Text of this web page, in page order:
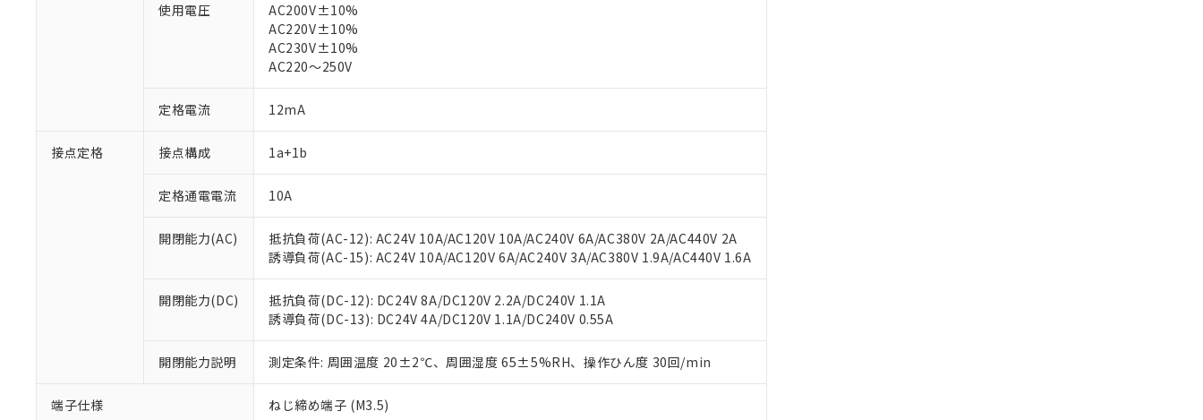
使用電圧
AC200V±10%
AC220V±10%
AC230V±10%
AC220～250V
定格電流 12mA
接点定格 接点構成 1a+1b
定格通電電流 10A
開閉能力(AC)
抵抗負荷(AC-12): AC24V 10A/AC120V 10A/AC240V 6A/AC380V 2A/AC440V 2A
誘導負荷(AC-15): AC24V 10A/AC120V 6A/AC240V 3A/AC380V 1.9A/AC440V 1.6A
開閉能力(DC)
抵抗負荷(DC-12): DC24V 8A/DC120V 2.2A/DC240V 1.1A
誘導負荷(DC-13): DC24V 4A/DC120V 1.1A/DC240V 0.55A
開閉能力説明 測定条件: 周囲温度 20±2℃、周囲湿度 65±5%RH、操作ひん度 30回/min
端子仕様 ねじ締め端子 (M3.5)
ご利用条件
くものです。
当社制御機器事業取扱商品の中には、本サービスの対象外となる商品もあることをご了承ください。
在庫状況および標準価格照会結果は、記載している更新日時点での社内データに基づき作成されるも
のであり、閲覧された時点での実際の在庫および標準価格とは異なる場合があることをご了承くださ
い。
正式な納期状況および標準価格はお客様のお取引先、またはお客様担当のオムロン制御機器販売店・
当社販売員にご相談ください。
在庫状況および標準価格結果を当社の事前の承諾なく第三者に漏洩または開示しないようお願いしま
す。
マイパーツ機能（部品リスト作成サービス）をご利用いただくには、I-Webメンバーズにご登録され
※1 対応状況
対応済み：EU RoHS指令（10物質）の非含有に対応した製品が提供可能な商品です。
対応予定：EU RoHS指令（10物質）の非含有に対応した製品に切り替える予定のある商品です。
対応予定なし：EU RoHS指令（10物質）の非含有に非対応の商品で、対応品を出す予定はありません。
調査・確認中：EU RoHS指令（10物質）の非含有の対応状況を調査中または確認中の商品です。
仕入先様の事情により、非含有部品としていたものが、含有品と判明した場合などやむを得ず変更すること
があります。
*EU RoHS指令（10物質）：
鉛(Pb) 1000ppm以下、 水銀(Hg) 1000ppm以下、 カドミウム(Cd) 100ppm以下、
フタル酸ビス(2-エチルヘキシル) (DEHP)(別名：DOP) 1000ppm以下、フタル酸ブチルベンジル（BBP） 1000ppm以下、フタル酸ジブチ
ル（DBP） 1000ppm以下、フタル酸ジイソブチル (DIBP) 1000ppm以下
但し、RoHS指令で産業用監視および制御機器に対する適用除外項目は除く。
フタル酸エステル類の４物質については閾値を超える意図的な使用がないことを確認しています。
部品在庫の切り替え状況などにより、予定月が前後することがあります。
※1 中国RoHS○×表
「○」：最大均質材料含有率が中国RoHSの基準値以下であることを示します。
「×」：最大均質材料含有率が中国RoHSの基準値を超えていることを示します。
「－」：未確認です。当社販売部門へお問い合わせください。
*中国RoHS10物質の基準値 (GB/T26572)：
Pb(鉛) :1000ppm、 Hg(水銀) : 1000ppm、 Cd(カドミウム) : 100ppm、
Cr(Ⅵ)(六価クロム) : 1000ppm、 PBBs(ポリ臭化ビフェニル類) : 1000ppm、 PBDEs(ポリ臭化ジフェニルエーテル類) : 1000ppm、
DEHP(フタル酸ビス(2-エチルヘキシル)) : 1000ppm
※2 環境保護使用期限
「10」：通常の使用状況下において有害物質が外部に漏えいし、環境に深刻な影響を及ぼさない年数を意
う）を輸出または国外への提供する場合は、日本国政府の輸出許可(または役務取引許可)を取得する
などの必要な手続きをとります。
当社は規制貨物を破棄する場合は、完全に破砕するなど、違法に輸出されないよう必要な手段を講じ
ます。
当社は貴社製品を、核兵器、ミサイル、化学兵器、生物兵器またはその他武器並びにこれらの製造装
置等に一切使用いたしません。
また当社は、販売先および販売に係わる関係者が違法に輸出するおそれがある場合は、取り引きをい
たしません。
記
号
説明
○ 一定数以上の在庫あり
機器販売店・当社販売員にご確認ください)